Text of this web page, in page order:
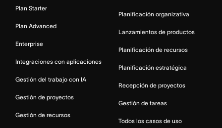
Plan Starter
Plan Advanced
Enterprise
Integraciones con aplicaciones
Gestión del trabajo con IA
Gestión de proyectos
Gestión de recursos
Planificación organizativa
Lanzamientos de productos
Planificación de recursos
Planificación estratégica
Recepción de proyectos
Gestión de tareas
Todos los casos de uso